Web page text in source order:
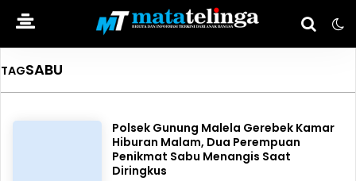
TAGSABU
Polsek Gunung Malela Gerebek Kamar
Hiburan Malam, Dua Perempuan
Penikmat Sabu Menangis Saat
Diringkus